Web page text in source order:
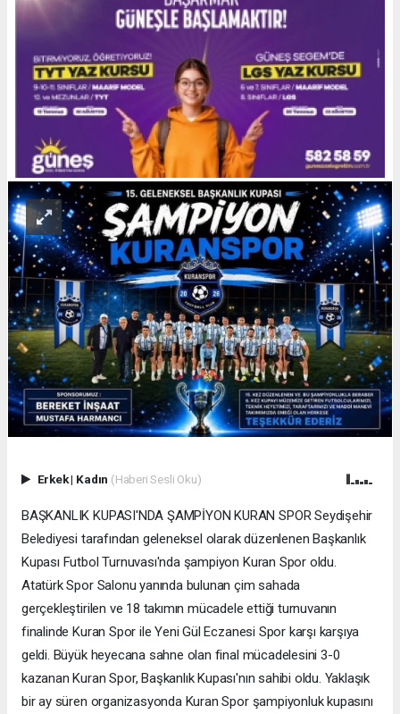
Erkek| Kadın (Haberi Sesli Oku)
BAŞKANLIK KUPASI'NDA ŞAMPİYON KURAN SPOR Seydişehir
Belediyesi tarafından geleneksel olarak düzenlenen Başkanlık
Kupası Futbol Turnuvası'nda şampiyon Kuran Spor oldu.
Atatürk Spor Salonu yanında bulunan çim sahada
gerçekleştirilen ve 18 takımın mücadele ettiği turnuvanın
finalinde Kuran Spor ile Yeni Gül Eczanesi Spor karşı karşıya
geldi. Büyük heyecana sahne olan final mücadelesini 3-0
kazanan Kuran Spor, Başkanlık Kupası'nın sahibi oldu. Yaklaşık
bir ay süren organizasyonda Kuran Spor şampiyonluk kupasını